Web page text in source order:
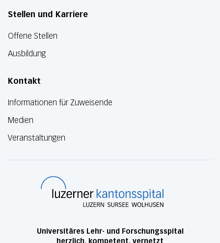
Stellen und Karriere
Offene Stellen
Ausbildung
Kontakt
Informationen für Zuweisende
Medien
Veranstaltungen
Universitäres Lehr- und Forschungsspital